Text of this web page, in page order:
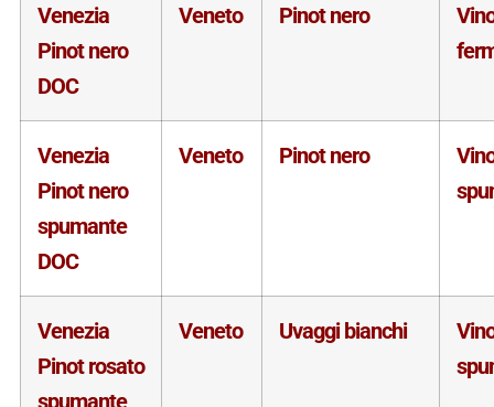
Venezia
Pinot nero
DOC
Veneto Pinot nero
Venezia
Pinot nero
spumante
DOC
Veneto Pinot nero
Venezia
Pinot rosato
spumante
Veneto Uvaggi bianchi